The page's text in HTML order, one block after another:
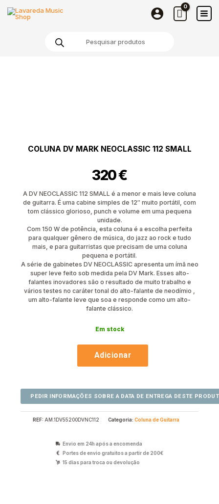
COLUNA DV MARK NEOCLASSIC 112 SMALL
320€
A DV NEOCLASSIC 112 SMALL é a menor e mais leve coluna
de guitarra. É uma cabine simples de 12″ muito portátil, com
tom clássico glorioso, punch e volume em uma pequena
unidade.
Com 150 W de potência, esta coluna é a escolha perfeita
para qualquer gênero de música, do jazz ao rock e tudo
mais, e para guitarristas que precisam de uma coluna
pequena e portátil.
A série de gabinetes DV NEOCLASSIC apresenta um ímã neo
super leve feito sob medida pela DV Mark. Esses alto-
falantes inovadores são o resultado de muito trabalho e
vários testes no caráter tonal do alto-falante de neodímio ,
um alto-falante leve que soa e responde como um alto-
falante clássico.
Em stock
Adicionar
REF: AM.1DV55200DVNC112 Categoria: Coluna de Guitarra
Envio em 24h após a encomenda
Portes de envio gratuitos a partir de 200€
15 dias para troca ou devolução
Mark
Neoclassic